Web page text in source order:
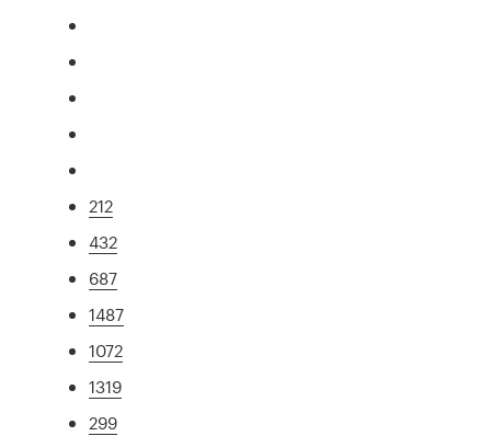
212
432
687
1487
1072
1319
299